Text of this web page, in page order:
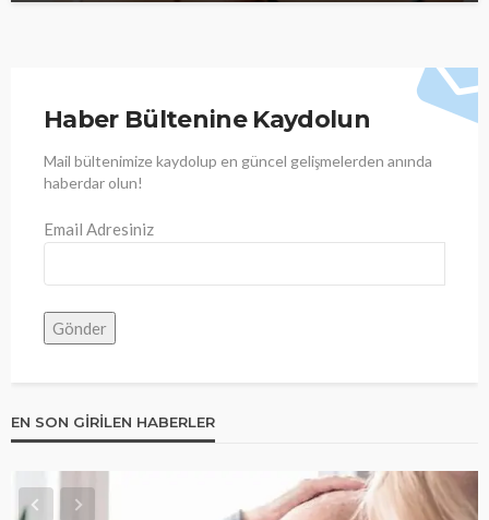
Haber Bültenine Kaydolun
Mail bültenimize kaydolup en güncel gelişmelerden anında
haberdar olun!
Email Adresiniz
EN SON GIRILEN HABERLER